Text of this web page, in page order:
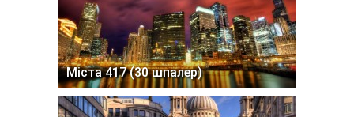
Міста 417 (30 шпалер)